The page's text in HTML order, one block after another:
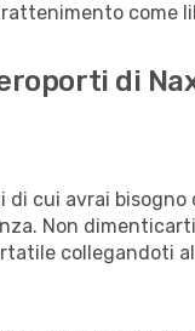
come
di
cui avrai
Non
collegandoti